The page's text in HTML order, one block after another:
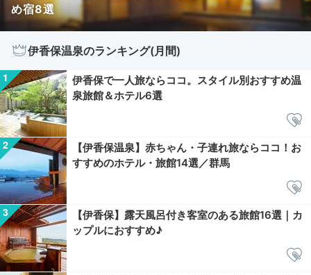
め宿8選
伊香保温泉のランキング(月間)
伊香保で一人旅ならココ。スタイル別おすすめ温
泉旅館＆ホテル6選
【伊香保温泉】赤ちゃん・子連れ旅ならココ！お
すすめのホテル・旅館14選／群馬
【伊香保】露天風呂付き客室のある旅館16選｜カ
ップルにおすすめ♪